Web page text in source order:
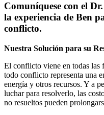
Comuníquese con el
la experiencia de Ben
conflicto.
Nuestra Solución para su
El conflicto viene en todas las
todo conflicto representa una
energía y otros recursos. Y a
luchar para resolverlo, las
no resueltos pueden